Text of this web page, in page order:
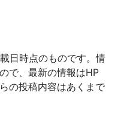
日時点のものです。情
で、最新の情報はHP
の投稿内容はあくまで